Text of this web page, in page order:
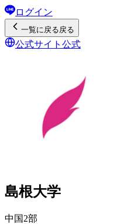
ログイン
一覧に戻る戻る
公式サイト 公式
島根大学
中国2部